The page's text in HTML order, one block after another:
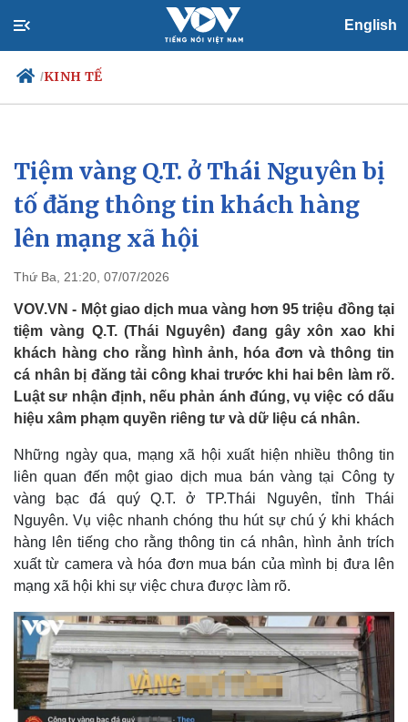
English
/KINH TẾ
Chính trị
Đảng
Tổ chức nhân sự
Quốc hội
Nhận diện sự thật
Xã hội
Tin 24h
Dự báo thời tiết
Tiệm vàng Q.T. ở Thái Nguyên bị
tố đăng thông tin khách hàng
lên mạng xã hội
Thứ Ba, 21:20, 07/07/2026
VOV.VN - Một giao dịch mua vàng hơn 95 triệu đồng tại
tiệm vàng Q.T. (Thái Nguyên) đang gây xôn xao khi
khách hàng cho rằng hình ảnh, hóa đơn và thông tin
cá nhân bị đăng tải công khai trước khi hai bên làm rõ.
Luật sư nhận định, nếu phản ánh đúng, vụ việc có dấu
hiệu xâm phạm quyền riêng tư và dữ liệu cá nhân.
Những ngày qua, mạng xã hội xuất hiện nhiều thông tin
liên quan đến một giao dịch mua bán vàng tại Công ty
vàng bạc đá quý Q.T. ở TP.Thái Nguyên, tỉnh Thái
Nguyên. Vụ việc nhanh chóng thu hút sự chú ý khi khách
hàng lên tiếng cho rằng thông tin cá nhân, hình ảnh trích
xuất từ camera và hóa đơn mua bán của mình bị đưa lên
mạng xã hội khi sự việc chưa được làm rõ.